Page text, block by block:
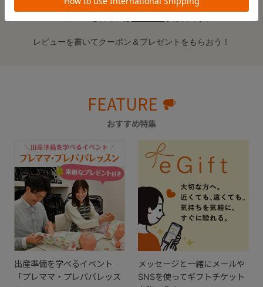
レビューを書いてクーポン＆プレゼントをもらおう！
FEATURE
おすすめ特集
出産準備を学べるイベント
「プレママ・プレパパレッス
メッセージと一緒にメールや
SNSを使ってギフトチケット